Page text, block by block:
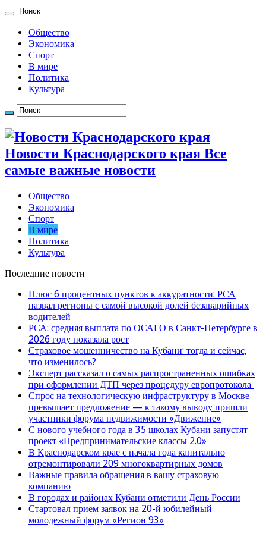
Общество
Экономика
Спорт
В мире
Политика
Культура
Новости Краснодарского края Все
самые важные новости
Общество
Экономика
Спорт
В мире
Политика
Культура
Последние новости
Плюс 6 процентных пунктов к аккуратности: РСА
назвал регионы с самой высокой долей безаварийных
водителей
РСА: средняя выплата по ОСАГО в Санкт-Петербурге в
2026 году показала рост
Страховое мошенничество на Кубани: тогда и сейчас,
что изменилось?
Эксперт рассказал о самых распространенных ошибках
при оформлении ДТП через процедуру европротокола
Спрос на технологическую инфраструктуру в Москве
превышает предложение — к такому выводу пришли
участники форума недвижимости «Движение»
С нового учебного года в 35 школах Кубани запустят
проект «Предпринимательские классы 2.0»
В Краснодарском крае с начала года капитально
отремонтировали 209 многоквартирных домов
Важные правила обращения в вашу страховую
компанию
В городах и районах Кубани отметили День России
Стартовал прием заявок на 20-й юбилейный
молодежный форум «Регион 93»